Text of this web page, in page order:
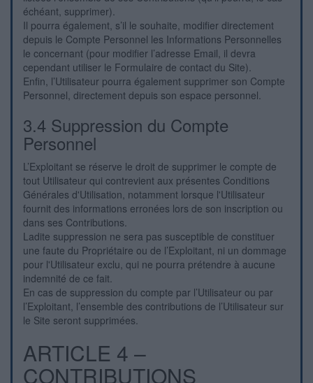
échéant, supprimer).
Il pourra également, s’il le souhaite, modifier directement
depuis le Compte Personnel les Informations Personnelles
le concernant (pour modifier l’adresse Email, il devra
cependant utiliser le Formulaire de contact du Site).
Enfin, l’Utilisateur pourra également supprimer son Compte
Personnel, directement depuis son espace personnel.
3.4 Suppression du Compte
Personnel
L’Exploitant se réserve le droit de supprimer le compte de
tout Utilisateur qui contrevient aux présentes Conditions
Générales d'Utilisation, notamment lorsque l'Utilisateur
fournit des informations erronées lors de son inscription ou
dans ses Contributions.
Ladite suppression ne sera pas susceptible de constituer
une faute du Propriétaire ou de l’Exploitant, ni un dommage
pour l'Utilisateur exclu, qui ne pourra prétendre à aucune
indemnité de ce fait.
En cas de suppression du compte par l’Utilisateur ou par
l’Exploitant, l’ensemble des contributions de l’Utilisateur sur
le Site seront supprimées.
ARTICLE 4 –
CONTRIBUTIONS